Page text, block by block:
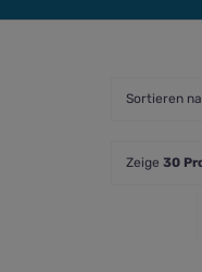
Sortieren
Zeige 30